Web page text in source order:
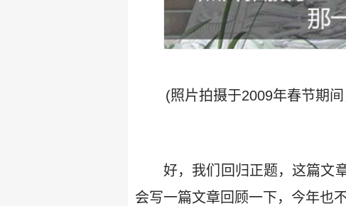
(照片拍摄于2009年春节期
好，我们回归正题，这篇文
会写一篇文章回顾一下，今年也不